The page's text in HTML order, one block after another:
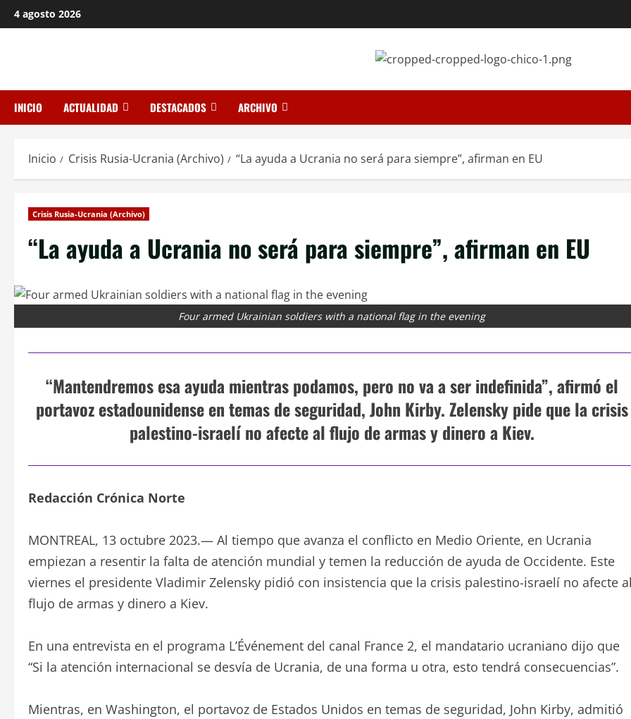
Saltar
al
4 agosto 2026
INICIO ACTUALIDAD DESTACADOS ARCHIVO
Inicio Crisis Rusia-Ucrania (Archivo) “La ayuda a Ucrania no será para siempre”, afirman en EU
Crisis Rusia-Ucrania (Archivo)
“La ayuda a Ucrania no será para siempre”, afirman en EU
Four armed Ukrainian soldiers with a national flag in the evening
“Mantendremos esa ayuda mientras podamos, pero no va a ser indefinida”, afirmó el
portavoz estadounidense en temas de seguridad, John Kirby. Zelensky pide que la crisis
palestino-israelí no afecte al flujo de armas y dinero a Kiev.
Redacción Crónica Norte
MONTREAL, 13 octubre 2023.— Al tiempo que avanza el conflicto en Medio Oriente, en Ucrania
empiezan a resentir la falta de atención mundial y temen la reducción de ayuda de Occidente. Este
viernes el presidente Vladimir Zelensky pidió con insistencia que la crisis palestino-israelí no afecte
flujo de armas y dinero a Kiev.
En una entrevista en el programa L’Événement del canal France 2, el mandatario ucraniano dijo que
“Si la atención internacional se desvía de Ucrania, de una forma u otra, esto tendrá consecuencias”.
Mientras, en Washington, el portavoz de Estados Unidos en temas de seguridad, John Kirby, admitió